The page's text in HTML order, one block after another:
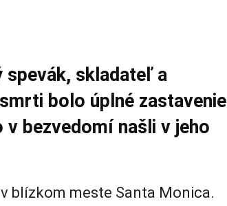
skladateľ a
bolo úplné zastavenie
bezvedomí našli v jeho
blízkom meste Santa Monica.